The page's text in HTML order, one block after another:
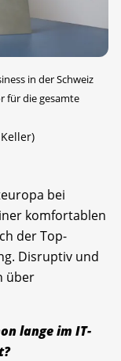
in der Schweiz
für die gesamte
bei
komfortablen
der Top-
Disruptiv und
über
lange im IT-